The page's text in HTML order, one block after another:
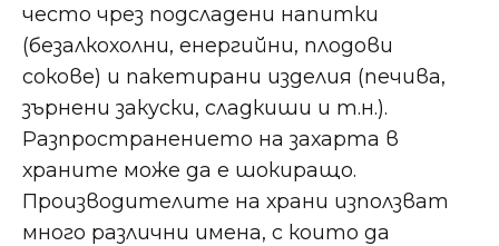
често чрез подсладени напитки
(безалкохолни, енергийни, плодови
сокове) и пакетирани изделия (печива,
зърнени закуски, сладкиши и т.н.).
Разпространението на захарта в
храните може да е шокиращо.
Производителите на храни използват
много различни имена, с които да